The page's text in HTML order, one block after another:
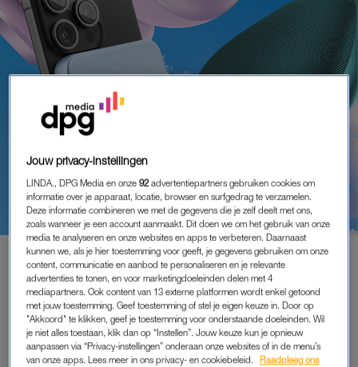
LISTEN UP: WIN EEN PAKKET VOL
GADGETS T.W.V. 240 EURO MET EEN
KOPTELEFOON, SPEAKER EN MEER
MEMBER
LEES VERDER ALS
MEMBER
Jouw privacy-instellingen
LINDA., DPG Media en onze92 advertentiepartners gebruiken cookies om
informatie over je apparaat, locatie, browser en surfgedrag te verzamelen.
Deze informatie combineren we met de gegevens die je zelf deelt met ons,
zoals wanneer je een account aanmaakt. Dit doen we om het gebruik van onze
media te analyseren en onze websites en apps te verbeteren. Daarnaast
kunnen we, als je hier toestemming voor geeft, je gegevens gebruiken om onze
content, communicatie en aanbod te personaliseren en je relevante
advertenties te tonen, en voor marketingdoeleinden delen met 4
mediapartners. Ook content van 13 externe platformen wordt enkel getoond
met jouw toestemming. Geef toestemming of stel je eigen keuze in. Door op
"Akkoord" te klikken, geef je toestemming voor onderstaande doeleinden. Wil
je niet alles toestaan, klik dan op “Instellen”. Jouw keuze kun je opnieuw
aanpassen via “Privacy-instellingen” onderaan onze websites of in de menu’s
van onze apps. Lees meer in ons privacy- en cookiebeleid.
Raadpleeg ons